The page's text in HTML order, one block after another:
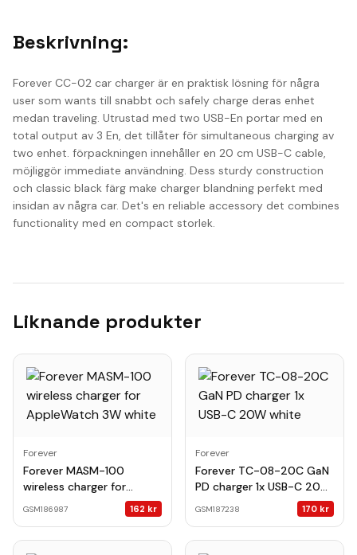
Beskrivning:
Forever CC-02 car charger är en praktisk lösning för några
user som wants till snabbt och safely charge deras enhet
medan traveling. Utrustad med two USB-En portar med en
total output av 3 En, det tillåter för simultaneous charging av
two enhet. förpackningen innehåller en 20 cm USB-C cable,
möjliggör immediate användning. Dess sturdy construction
och classic black färg make charger blandning perfekt med
insidan av några car. Det's en reliable accessory det combines
functionality med en compact storlek.
Liknande produkter
Forever
Forever MASM-100
wireless charger for
AppleWatch 3W white
GSM186987 162 kr
Forever
Forever TC-08-20C GaN
PD charger 1x USB-C 20W
GSM187238 170 kr